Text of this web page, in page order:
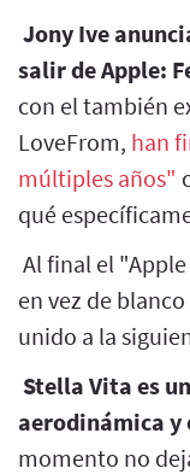
Jony Ive
salir de Apple:
con el también
LoveFrom, han
múltiples años"
qué
Al final el "Apple
en vez de
unido a la
Stella Vita es
aerodinámica y
momento no